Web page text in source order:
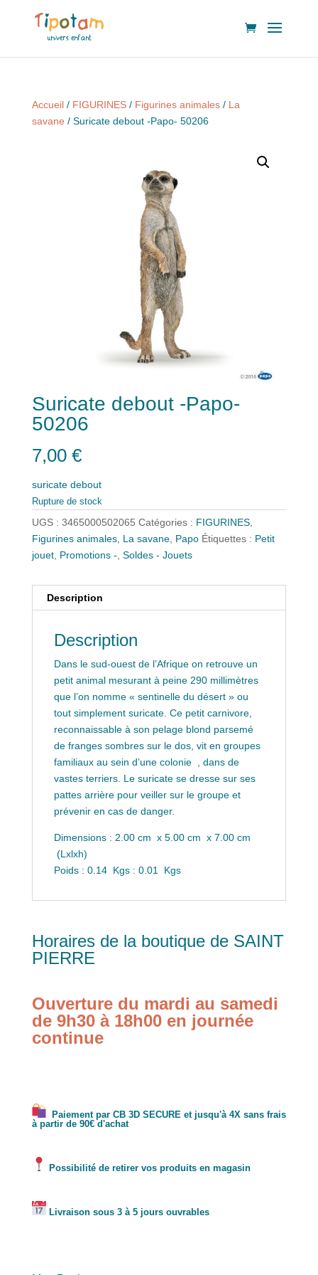
Accueil/ FIGURINES/ Figurines animales/ La
savane / Suricate debout -Papo- 50206
Suricate debout -Papo-
50206
7,00 €
suricate debout
Rupture de stock
UGS : 3465000502065 Catégories : FIGURINES,
Figurines animales, La savane, Papo Étiquettes : Petit
jouet, Promotions - Soldes - Jouets
Description
Description
Dans le sud-ouest de l’Afrique on retrouve un
petit animal mesurant à peine 290 millimètres
que l’on nomme « sentinelle du désert » ou
tout simplement suricate. Ce petit carnivore,
reconnaissable à son pelage blond parsemé
de franges sombres sur le dos, vit en groupes
familiaux au sein d’une colonie , dans de
vastes terriers. Le suricate se dresse sur ses
pattes arrière pour veiller sur le groupe et
prévenir en cas de danger.
Dimensions : 2.00 cm x 5.00 cm x 7.00 cm
(Lxlxh)
Poids : 0.14 Kgs : 0.01 Kgs
Horaires de la boutique de SAINT
PIERRE
Ouverture du mardi au samedi
de 9h30 à 18h00 en journée
continue
Paiement par CB 3D SECURE et jusqu'à 4X sans frais
à partir de 90€ d'achat
Possibilité de retirer vos produits en magasin
Livraison sous 3 à 5 jours ouvrables